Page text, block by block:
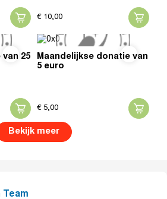
€ 10,00
25
Maandelijkse donatie van
5 euro
€ 5,00
Bekijk meer
Team